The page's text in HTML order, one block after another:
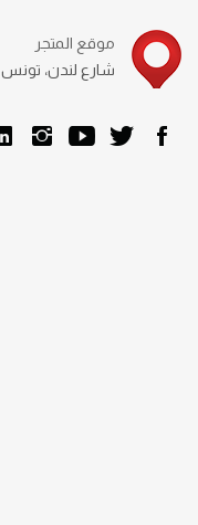
موقع المتجر
95 شارع لندن، تونس